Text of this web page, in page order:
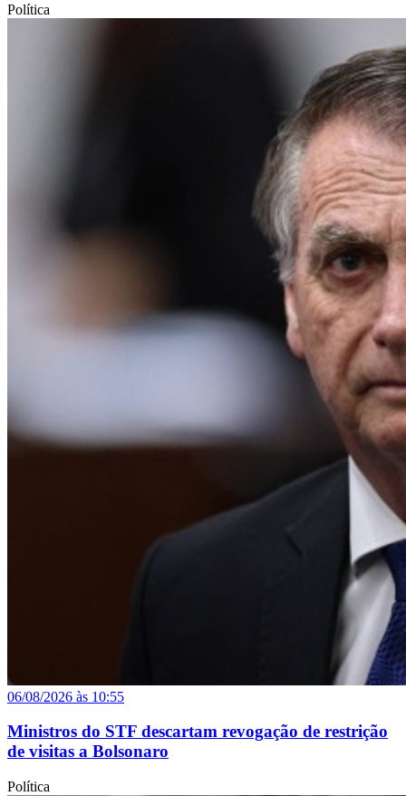
Política
06/08/2026 às 10:55
Ministros do STF descartam revogação de restrição
de visitas a Bolsonaro
Política